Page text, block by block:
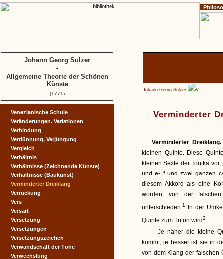
Johann Georg Sulzer V
Verminderter
Verminderter
kleinen Quinte. Diese
kleinen Sexte der Tonika
und e- f und zwei ganzen
diesem Akkord als eine
worden, von der
unterschieden.1
In der
Quinte zum Triton wird2.
Je näher die kleine
kommt, je besser ist sie in
von dem Klang der falschen
Venezianische Schule
Veränderungen. Variationen
Verbindung
Verdünnung, Verjüngung
Vergleich
Verhältnis
Verhältnisse (Zeichnende Künste)
Verhältnisse (Baukunst)
Verminderter Dreiklang
Verrückung
Vers
Versart
Versetzung
Versetzungen
Versetzungszeichen
Verwandschaft der Töne
Verwechslung
Johann Georg Sulzer
-
Allgemeine Theorie der Schönen
Künste
(1771)